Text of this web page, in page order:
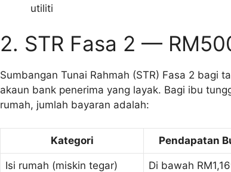
utiliti
2. STR Fasa 2 —
Sumbangan Tunai Rahmah (STR) Fasa 2 bagi
akaun bank penerima yang layak. Bagi ibu
rumah, jumlah bayaran adalah:
Kategori Pendapatan
Isi rumah (miskin tegar) Di bawah